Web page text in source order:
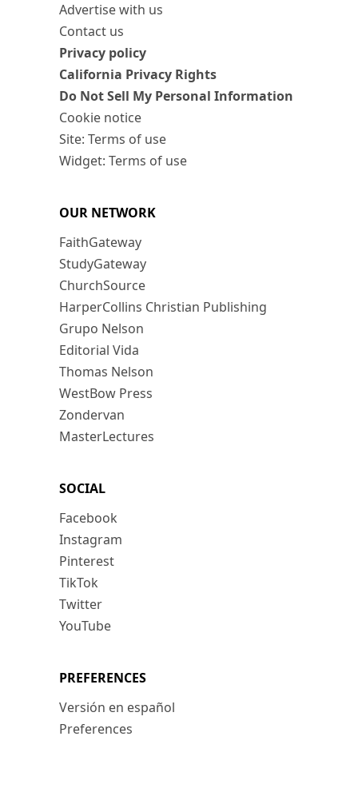
Advertise with us
Contact us
Privacy policy
California Privacy Rights
Do Not Sell My Personal Information
Cookie notice
Site: Terms of use
Widget: Terms of use
OUR NETWORK
FaithGateway
StudyGateway
ChurchSource
HarperCollins Christian Publishing
Grupo Nelson
Editorial Vida
Thomas Nelson
WestBow Press
Zondervan
MasterLectures
SOCIAL
Facebook
Instagram
Pinterest
TikTok
Twitter
YouTube
PREFERENCES
Versión en español
Preferences